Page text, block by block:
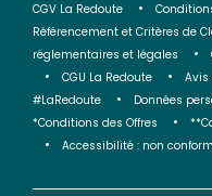
CGV La Redoute
Référencement et Critères de
réglementaires et légales
CGU La Redoute
Avis
#LaRedoute
Données
*Conditions des Offres
Accessibilité : non